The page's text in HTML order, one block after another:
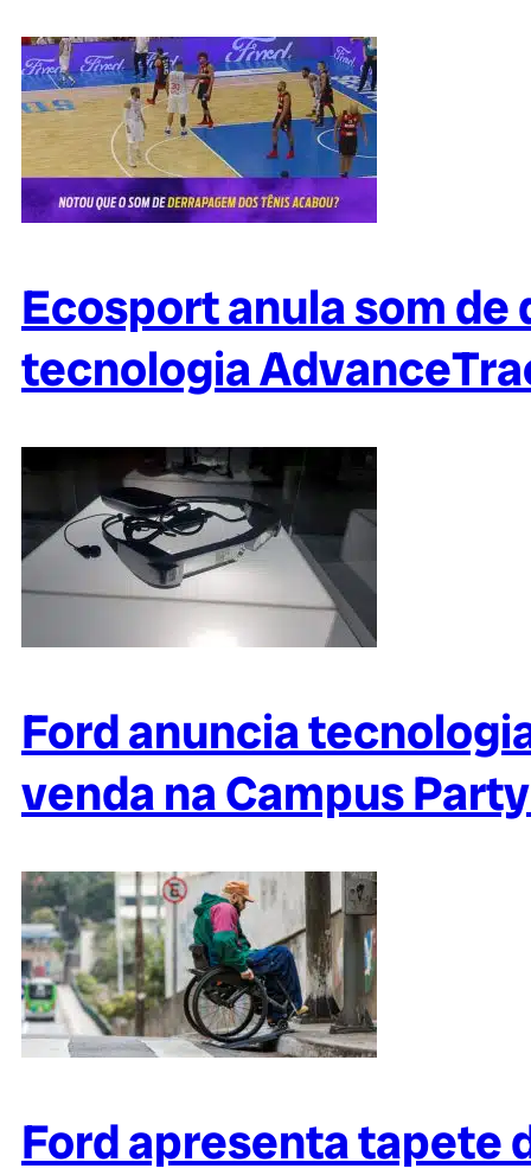
Ecosport anula som
tecnologia
Ford anuncia
venda na Campus
Ford apresenta tapete